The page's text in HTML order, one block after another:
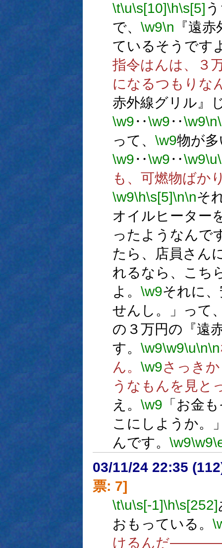
\t\u\s[10]\h\s[5]
で、 \w9\n 『遠
ているそうです
指令はんは、３
になるつもりな
赤外線グリル』
\w9‥\w9‥\w9\n
って、 \w9物が
\w9‥\w9‥\w9\u
も、可燃物ばか
\w9\h\s[5]\n\nそ
オイルヒーター
ったようなんで
たら、店員さん
れるなら、こち
よ。 \w9それに
せんし。」って
の３万円の『遠
す。 \w9\w9\u\n\n
ん。 \w9さっき
うなもんを見と
え。 \w9 「お金
こにしようか。
んです。 \w9\w9
03/11/24 22:35
票: 7]
\t\u\s[-1]\h\s[252]
おもっている。
けるんだ